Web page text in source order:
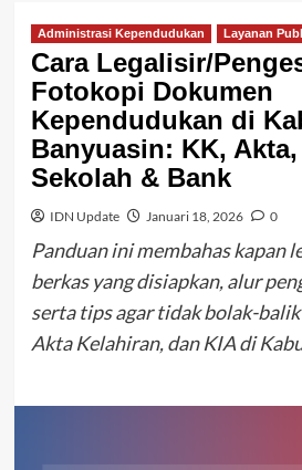
Administrasi Kependudukan Layanan
Cara Legalisir/
Fotokopi Dokumen
Kependudukan di
Banyuasin: KK,
Sekolah & Bank
IDN Update Januari 18, 2026 0
Panduan ini membahas kapan
berkas yang disiapkan, alur
serta tips agar tidak bolak-
Akta Kelahiran, dan KIA di